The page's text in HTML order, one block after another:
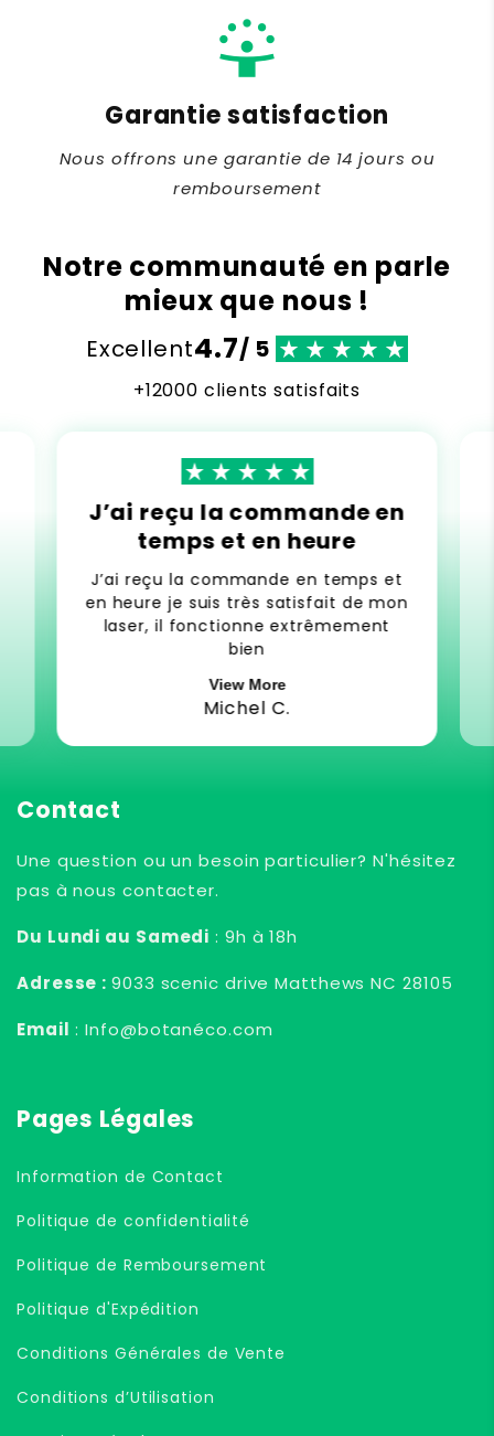
person_celebrate
Garantie satisfaction
Nous offrons une garantie de 14 jours ou
remboursement
Notre communauté en parle
mieux que nous !
Excellent4.7/ 5
+12000 clients satisfaits
J’ai reçu la commande en
temps et en heure
J’ai reçu la commande en temps et
en heure je suis très satisfait de mon
laser, il fonctionne extrêmement
bien
View More
Michel C.
Contact
Une question ou un besoin particulier? N'hésitez
pas à nous contacter.
Du Lundi au Samedi : 9h à 18h
Adresse : 9033 scenic drive Matthews NC 28105
Email : Info@botanéco.com
Pages Légales
Information de Contact
Politique de confidentialité
Politique de Remboursement
Politique d'Expédition
Conditions Générales de Vente
Conditions d’Utilisation